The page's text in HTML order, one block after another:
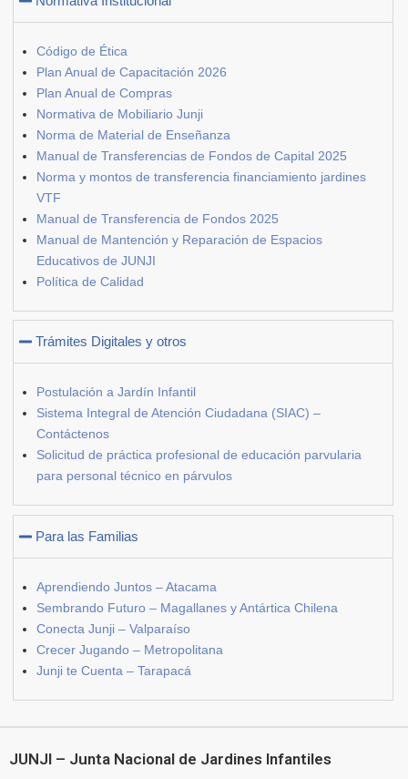
Código de Ética
Plan Anual de Capacitación 2026
Plan Anual de Compras
Normativa de Mobiliario Junji
Norma de Material de Enseñanza
Manual de Transferencias de Fondos de Capital 2025
Norma y montos de transferencia financiamiento jardines
VTF
Manual de Transferencia de Fondos 2025
Manual de Mantención y Reparación de Espacios
Educativos de JUNJI
Política de Calidad
Trámites Digitales y otros
Postulación a Jardín Infantil
Sistema Integral de Atención Ciudadana (SIAC) –
Contáctenos
Solicitud de práctica profesional de educación parvularia
para personal técnico en párvulos
Para las Familias
Aprendiendo Juntos – Atacama
Sembrando Futuro – Magallanes y Antártica Chilena
Conecta Junji – Valparaíso
Crecer Jugando – Metropolitana
Junji te Cuenta – Tarapacá
JUNJI – Junta Nacional de Jardines Infantiles